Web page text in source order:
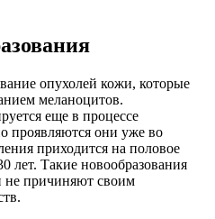
опухолей кожи, которые
меланоцитов.
еще в процессе
проявляются они уже во
приходится на половое
лет. Такие новообразования
не причиняют своим